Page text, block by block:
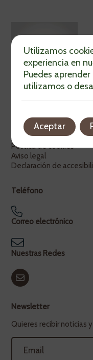
Legal
Política de privacidad
Política de cookies
Aviso legal
Declaración de
Teléfono
Correo electrónico
Nuestras Redes
Newsletter
Quieres recibir noticias
Utilizamos
experiencia en
Puedes
utilizamos o
Aceptar